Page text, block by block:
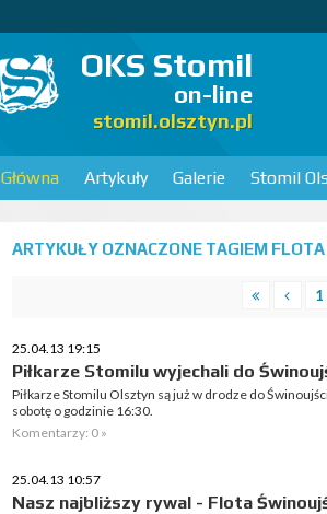
OKS Stomil
on-line
stomil.olsztyn.pl
Główna Artykuły Galerie Stomil
ARTYKUŁY OZNACZONE TAGIEM
1
25.04.13 19:15
Piłkarze Stomilu wyjechali do
Piłkarze Stomilu Olsztyn są już w drodze do
sobotę o godzinie 16:30.
Komentarzy: 0 »
25.04.13 10:57
Nasz najbliższy rywal - Flota